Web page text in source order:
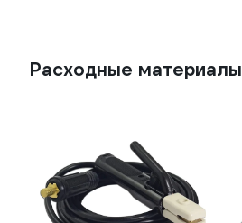
Расходные материалы